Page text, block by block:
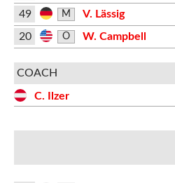
49
M
V. Lässig
20
O W. Campbell
COACH
C. Ilzer